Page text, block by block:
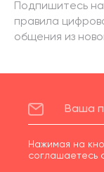
Подпишитесь
правила
общения из
Нажимая на
соглашаетесь